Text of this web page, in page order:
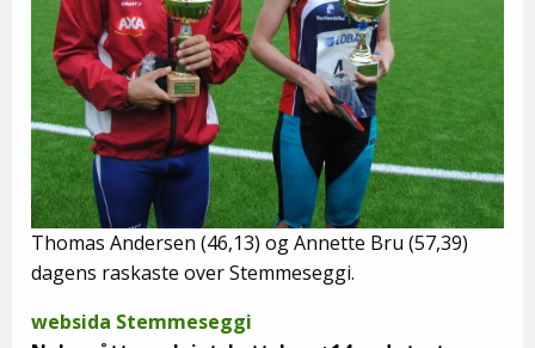
Thomas Andersen (46,13) og Annette Bru (57,39)
dagens raskaste over Stemmeseggi.
websida Stemmeseggi